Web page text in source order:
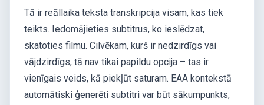
Tā ir reāllaika teksta transkripcija visam, kas tiek
teikts. Iedomājieties subtitrus, ko ieslēdzat,
skatoties filmu. Cilvēkam, kurš ir nedzirdīgs vai
vājdzirdīgs, tā nav tikai papildu opcija – tas ir
vienīgais veids, kā piekļūt saturam. EAA kontekstā
automātiski ģenerēti subtitri var būt sākumpunkts,